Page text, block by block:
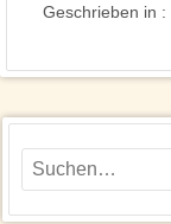
Geschrieben in :